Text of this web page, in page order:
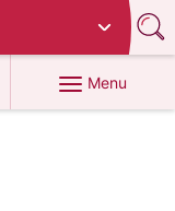
Menu